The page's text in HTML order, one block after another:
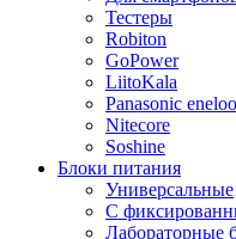
Тестеры
Robiton
GoPower
LiitoKala
Panasonic
Nitecore
Soshine
Блоки питания
Универсальные
C
Лабораторные